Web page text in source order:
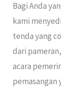
Bagi Anda
kami
tenda yang
dari
acara